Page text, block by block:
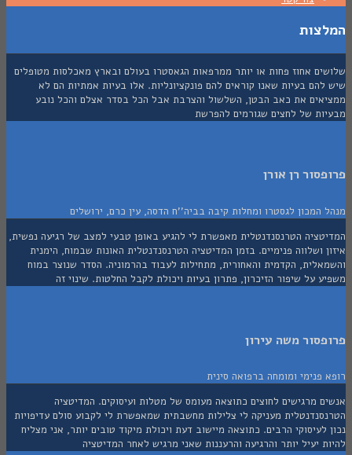
אחוז פחות או יותר ממרפאות הגאסטרו בעולם ובארץ מאכלסות מטופלים
בעיות שאנו קוראים להם פונקציונליות. אלו בעיות אמתיות הם לא
את כאב הבטן, השלשול והצרבת אבל הכל בסדר אצלם והכל נובע
של לחצים שגורמים להפרשת
רן אורן
המכון לגסטרו ומחלות קיבה בביה''ח הדסה, עין כרם, ירושלים
הטרנסנדנטלית מאפשרת לי להגיע באופן טבעי למצב של רגיעה נפשית,
ושלווה פנימיים. בזמן המדיטציה הטרנסנדנטלית האונות שבמוח, הימנית
הקדמית והאחורית, מתחילות לעבוד בהרמוניה. הסדר שנוצר במוח
על שיפור הזיכרון, פתרון בעיות ויכולת לקבל החלטות. שינוי זה
משה עירון
פנימי ומומחה ברפואה סינית
מרגישים לחוצים כתוצאה מעומס של מטלות ועיסוקים. המדיטציה
מעניקה לי צלילות מחשבתית שמאפשרת לי לקבוע סולם עדיפויות
לעיסוקי הרבים. כתוצאה מיישוב דעת ויכולת מיקוד טובים יותר, אני מצליח
יעיל יותר והרגיעה והרעננות שאני מרגיש לאחר המדיטציה